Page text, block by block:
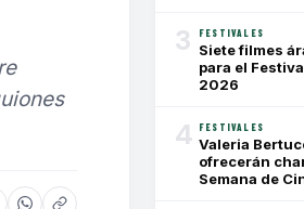
3 FESTIVALES
Siete filmes
para el
2026
4 FESTIVALES
Valeria
ofrecerán
Semana de